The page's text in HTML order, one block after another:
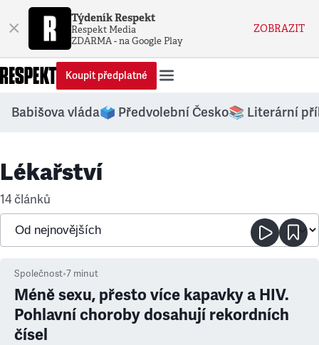
× Týdeník Respekt
Respekt Media
ZDARMA - na Google Play
ZOBRAZIT
Koupit předplatné
Babišova vláda🗳️ Předvolební Česko📚 Literární
Lékařství
14 článků
Společnost•7 minut
Méně sexu, přesto více kapavky a HIV.
Pohlavní choroby dosahují rekordních
čísel